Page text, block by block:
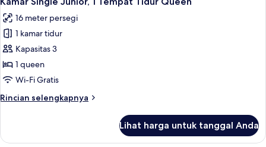
Tidur
Twin
semua
foto
untuk
Kamar
Single
Junior,
Tempat
16 meter persegi
1 kamar tidur
Kapasitas 3
1 queen
Wi-Fi Gratis
Rincian selengkapnya
Rincian
Kamar
Lihat harga untuk tanggal Anda